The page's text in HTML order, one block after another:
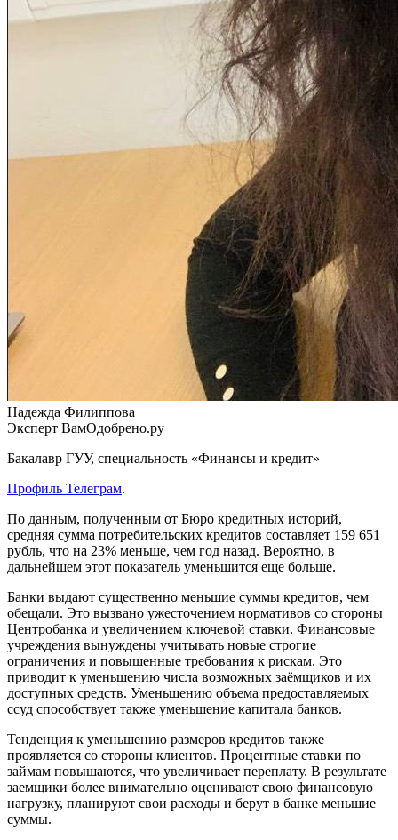
Надежда Филиппова
Эксперт ВамОдобрено.ру
Бакалавр ГУУ, специальность «Финансы и кредит»
Профиль Телеграм.
По данным, полученным от Бюро кредитных историй,
средняя сумма потребительских кредитов составляет 159 651
рубль, что на 23% меньше, чем год назад. Вероятно, в
дальнейшем этот показатель уменьшится еще больше.
Банки выдают существенно меньшие суммы кредитов, чем
обещали. Это вызвано ужесточением нормативов со стороны
Центробанка и увеличением ключевой ставки. Финансовые
учреждения вынуждены учитывать новые строгие
ограничения и повышенные требования к рискам. Это
приводит к уменьшению числа возможных заёмщиков и их
доступных средств. Уменьшению объема предоставляемых
ссуд способствует также уменьшение капитала банков.
Тенденция к уменьшению размеров кредитов также
проявляется со стороны клиентов. Процентные ставки по
займам повышаются, что увеличивает переплату. В результате
заемщики более внимательно оценивают свою финансовую
нагрузку, планируют свои расходы и берут в банке меньшие
суммы.